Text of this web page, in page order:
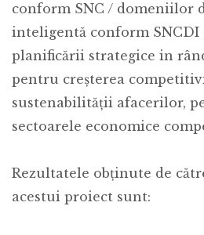
conform SNC / domeniilor
inteligentă conform SNCDI
planificării strategice in
pentru creșterea
sustenabilității afacerilor,
sectoarele economice
Rezultatele obținute de
acestui proiect sunt: